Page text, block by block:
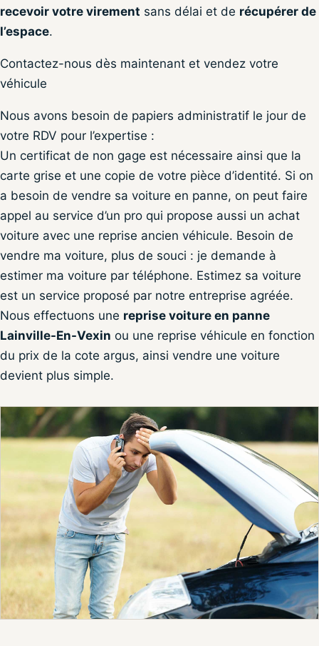
recevoir votre virement sans délai et de récupérer de
l’espace.
Contactez-nous dès maintenant et vendez votre
véhicule
Nous avons besoin de papiers administratif le jour de
votre RDV pour l’expertise :
Un certificat de non gage est nécessaire ainsi que la
carte grise et une copie de votre pièce d’identité. Si on
a besoin de vendre sa voiture en panne, on peut faire
appel au service d’un pro qui propose aussi un achat
voiture avec une reprise ancien véhicule. Besoin de
vendre ma voiture, plus de souci : je demande à
estimer ma voiture par téléphone. Estimez sa voiture
est un service proposé par notre entreprise agréée.
Nous effectuons une reprise voiture en panne
Lainville-En-Vexin ou une reprise véhicule en fonction
du prix de la cote argus, ainsi vendre une voiture
devient plus simple.